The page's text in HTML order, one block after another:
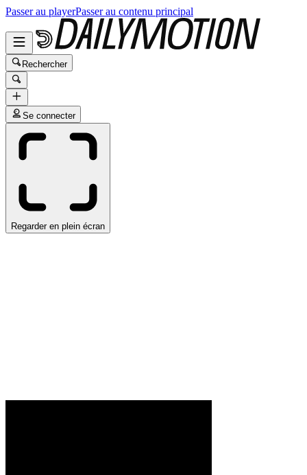
Passer au playerPasser au contenu principal
Rechercher
Se connecter
Regarder en plein écran